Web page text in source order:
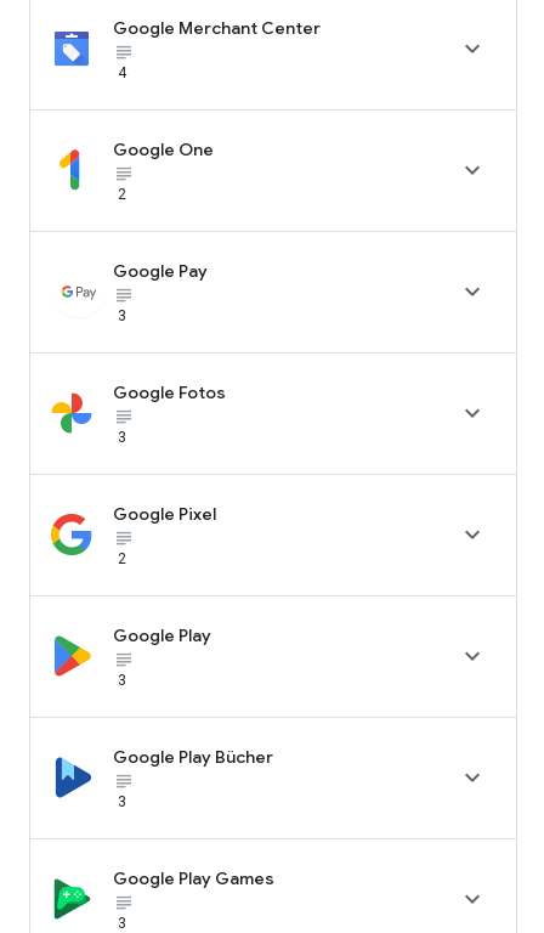
Google Merchant Center
subject_black
4

Google One
subject_black
2

Google Pay
subject_black
3

Google Fotos
subject_black
3

Google Pixel
subject_black
2

Google Play
subject_black
3

Google Play Bücher
subject_black
3

Google Play Games
subject_black
3
